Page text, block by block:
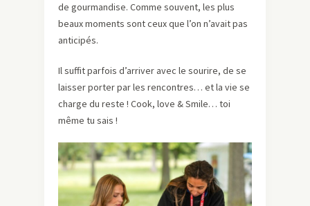
de gourmandise. Comme souvent, les plus
beaux moments sont ceux que l’on n’avait pas
anticipés.
Il suffit parfois d’arriver avec le sourire, de se
laisser porter par les rencontres… et la vie se
charge du reste ! Cook, love & Smile… toi
même tu sais !